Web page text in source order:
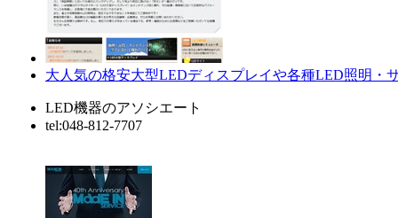
大人気の格安大型LEDディスプレイや各種LED照明・
LED機器のアソシエート
tel:048-812-7707